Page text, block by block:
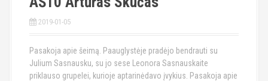
2019-01-05
Pasakoja apie šeimą. Paauglystėje pradėjo bendrauti su
Julium Sasnausku, su jo sese Leonora Sasnauskaite
priklauso grupelei, kurioje aptarinėdavo įvykius. Pasakoja apie